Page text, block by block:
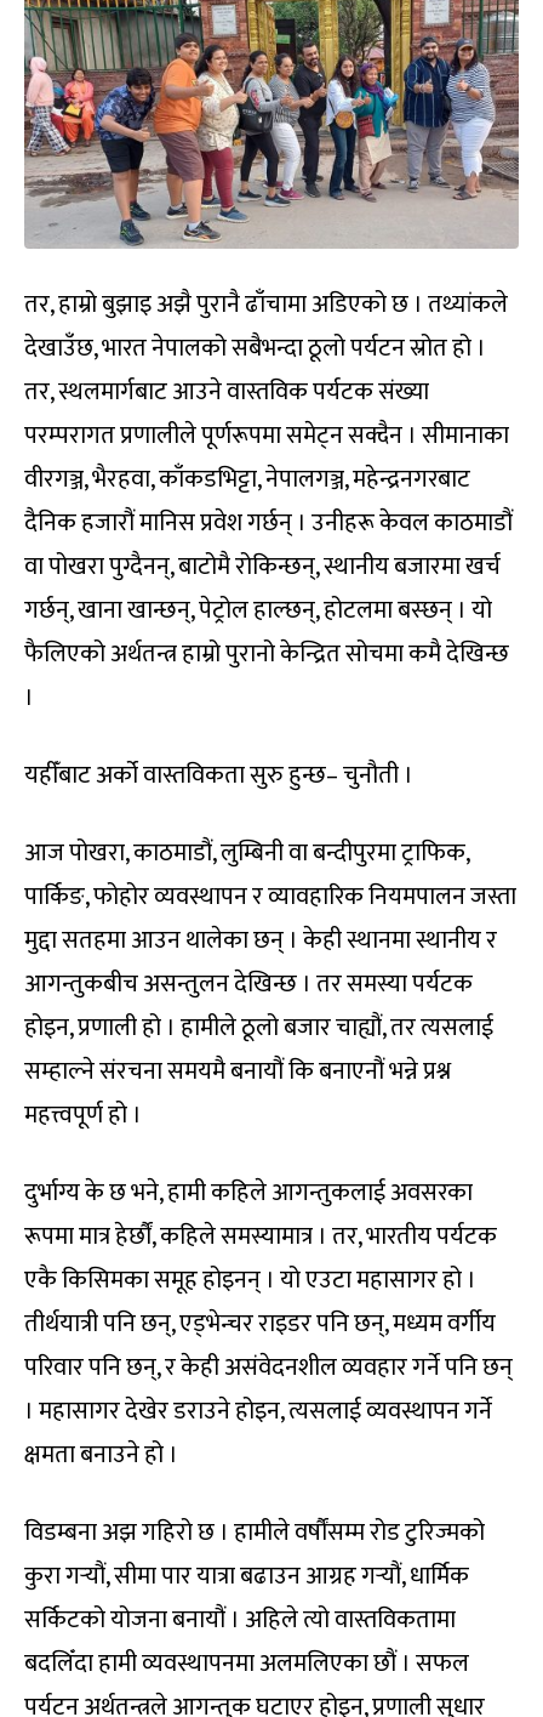
तर, हाम्रो बुझाइ अझै पुरानै ढाँचामा अडिएको छ । तथ्यांकले
देखाउँछ, भारत नेपालको सबैभन्दा ठूलो पर्यटन स्रोत हो ।
तर, स्थलमार्गबाट आउने वास्तविक पर्यटक संख्या
परम्परागत प्रणालीले पूर्णरूपमा समेट्न सक्दैन । सीमानाका
वीरगञ्ज, भैरहवा, काँकडभिट्टा, नेपालगञ्ज, महेन्द्रनगरबाट
दैनिक हजारौं मानिस प्रवेश गर्छन् । उनीहरू केवल काठमाडौं
वा पोखरा पुग्दैनन्, बाटोमै रोकिन्छन्, स्थानीय बजारमा खर्च
गर्छन्, खाना खान्छन्, पेट्रोल हाल्छन्, होटलमा बस्छन् । यो
फैलिएको अर्थतन्त्र हाम्रो पुरानो केन्द्रित सोचमा कमै देखिन्छ
।
यहीँबाट अर्को वास्तविकता सुरु हुन्छ– चुनौती ।
आज पोखरा, काठमाडौं, लुम्बिनी वा बन्दीपुरमा ट्राफिक,
पार्किङ, फोहोर व्यवस्थापन र व्यावहारिक नियमपालन जस्ता
मुद्दा सतहमा आउन थालेका छन् । केही स्थानमा स्थानीय र
आगन्तुकबीच असन्तुलन देखिन्छ । तर समस्या पर्यटक
होइन, प्रणाली हो । हामीले ठूलो बजार चाह्यौं, तर त्यसलाई
सम्हाल्ने संरचना समयमै बनायौं कि बनाएनौं भन्ने प्रश्न
महत्त्वपूर्ण हो ।
दुर्भाग्य के छ भने, हामी कहिले आगन्तुकलाई अवसरका
रूपमा मात्र हेर्छौं, कहिले समस्यामात्र । तर, भारतीय पर्यटक
एकै किसिमका समूह होइनन् । यो एउटा महासागर हो ।
तीर्थयात्री पनि छन्, एड्भेन्चर राइडर पनि छन्, मध्यम वर्गीय
परिवार पनि छन्, र केही असंवेदनशील व्यवहार गर्ने पनि छन्
। महासागर देखेर डराउने होइन, त्यसलाई व्यवस्थापन गर्ने
क्षमता बनाउने हो ।
विडम्बना अझ गहिरो छ । हामीले वर्षौंसम्म रोड टुरिज्मको
कुरा गर्‍यौं, सीमा पार यात्रा बढाउन आग्रह गर्‍यौं, धार्मिक
सर्किटको योजना बनायौं । अहिले त्यो वास्तविकतामा
बदलिँदा हामी व्यवस्थापनमा अलमलिएका छौं । सफल
पर्यटन अर्थतन्त्रले आगन्तुक घटाएर होइन, प्रणाली सुधार